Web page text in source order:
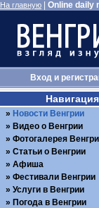
На главную Online daily
Входи
Навигация
Новости Венгрии
Видео о Венгрии
Фотогалерея
Статьи о Венгрии
Афиша
Фестивали Венгрии
Услуги в Венгрии
Погода в Венгрии